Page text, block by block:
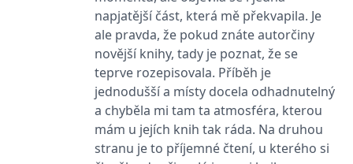
napjatější část, která mě překvapila. Je
ale pravda, že pokud znáte autorčiny
novější knihy, tady je poznat, že se
teprve rozepisovala. Příběh je
jednodušší a místy docela odhadnutelný
a chyběla mi tam ta atmosféra, kterou
mám u jejích knih tak ráda. Na druhou
stranu je to příjemné čtení, u kterého si
ale pokud je nalezen
jako soubor cookie
relace, bude
pravděpodobně použit
jako pro správu stavu
relace.
Google LLC
.grada.cz
3 měsíce
Tento soubor cookie
nastavuje společnost
Doubleclick a provádí
informace o tom, jak
koncový uživatel používá
webové stránky a
jakoukoli reklamu,